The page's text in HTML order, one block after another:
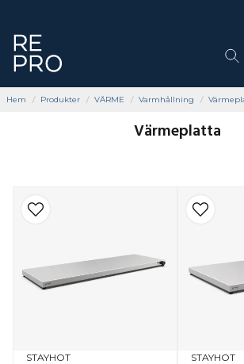
Hem Produkter VÄRME Varmhållning
Värmeplatta
STAYHOT
STAYHOT